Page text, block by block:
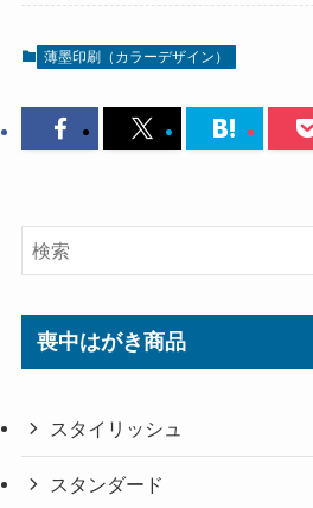
薄墨印刷（カラーデザイン）
喪中はがき商品
スタイリッシュ
スタンダード